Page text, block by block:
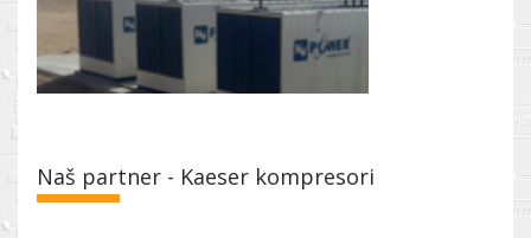
Naš partner - Kaeser kompresori